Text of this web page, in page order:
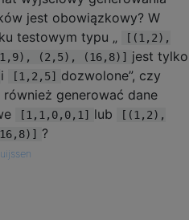
jest obowiązkowy? W
testowym typu „
[(1,2),
(2,5), (16,8)]
jest tylko
i [1,2,5]
dozwolone”, czy
również generować dane
[1,1,0,0,1] lub
[(1,2),
?